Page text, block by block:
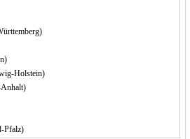
Holstein)
Anhalt)
Pfalz)